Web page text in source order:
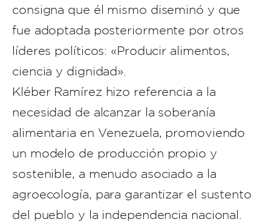
consigna que él mismo diseminó y que
fue adoptada posteriormente por otros
líderes políticos: «Producir alimentos,
ciencia y dignidad».
Kléber Ramírez hizo referencia a la
necesidad de alcanzar la soberanía
alimentaria en Venezuela, promoviendo
un modelo de producción propio y
sostenible, a menudo asociado a la
agroecología, para garantizar el sustento
del pueblo y la independencia nacional.